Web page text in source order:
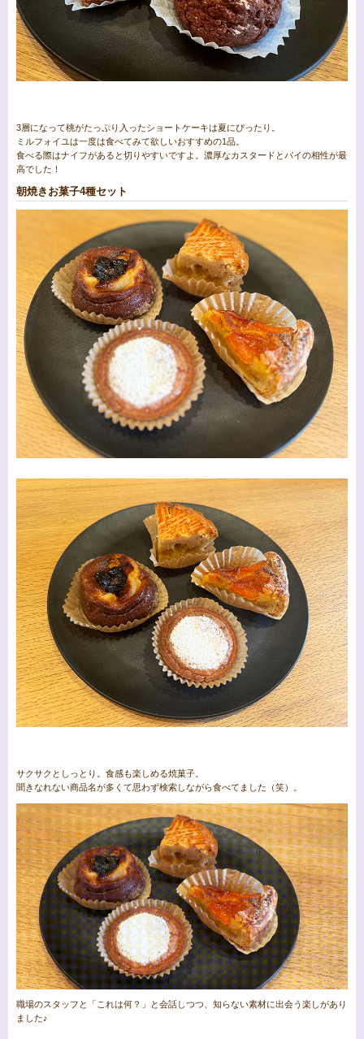
3層になって桃がたっぷり入ったショートケーキは夏にぴったり。
ミルフォイユは一度は食べてみて欲しいおすすめの1品。
食べる際はナイフがあると切りやすいですよ。濃厚なカスタードとパイの相性が最
高でした！
朝焼きお菓子4種セット
サクサクとしっとり。食感も楽しめる焼菓子。
聞きなれない商品名が多くて思わず検索しながら食べてました（笑）。
職場のスタッフと「これは何？」と会話しつつ、知らない素材に出会う楽しがあり
ました♪